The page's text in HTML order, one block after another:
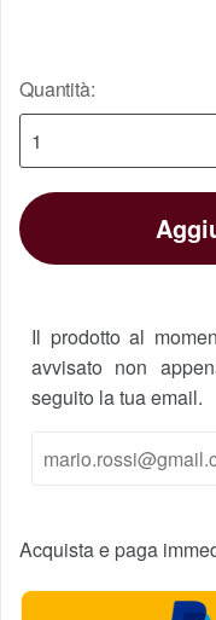
Quantità:
Il prodotto al
avvisato non
seguito la tua email.
Acquista e paga